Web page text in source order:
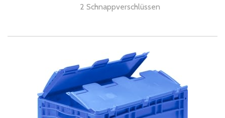
2 Schnappverschlüssen